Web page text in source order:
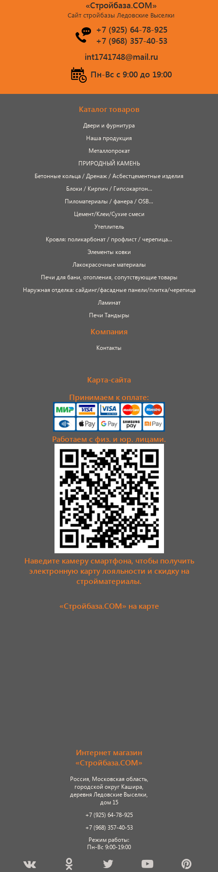
Элементы ковки
Лакокрасочные материалы
Электро-бензо инструменты
Пропитки для дерева
сопутствующие товары
Брусчатка/Тротуарная плитка
Облицовочная плитка
«Стройбаза.COM»
Сайт стройбазы Ледовские Выселки
+7 (925) 64-78-925
+7 (968) 357-40-53
int1741748@mail.ru
Пн-Вс c 9:00 до 19:00
Каталог товаров
Двери и фурнитура
Наша продукция
Металлопрокат
ПРИРОДНЫЙ КАМЕНЬ
Бетонные кольца / Дренаж / Асбестцементные изделия
Блоки / Кирпич / Гипсокартон...
Пиломатериалы / фанера / OSB...
Цемент/Клеи/Сухие смеси
Утеплитель
Кровля: поликарбонат / профлист / черепица...
Элементы ковки
Лакокрасочные материалы
Печи для бани, отопления, сопутствующие товары
Наружная отделка: сайдинг/фасадные панели/плитка/черепица
Ламинат
Печи Тандыры
Компания
Контакты
Карта-сайта
Принимаем к оплате:
Работаем с физ. и юр. лицами.
Наведите камеру смартфона, чтобы получить
электронную карту лояльности и скидку на
стройматериалы.
«Стройбаза.COM» на карте
Интернет магазин
«Стройбаза.COM»
Россия, Московская область,
городской округ Кашира,
деревня Ледовские Выселки,
дом 15
+7 (925) 64-78-925
+7 (968) 357-40-53
Режим работы:
Пн-Вс 9:00-19:00